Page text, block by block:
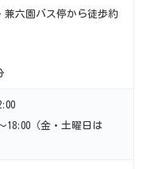
兼六園バス停から徒歩約
18:00（金・土曜日は